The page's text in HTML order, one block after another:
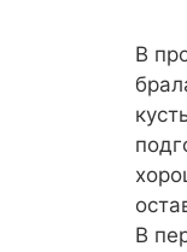
В
В